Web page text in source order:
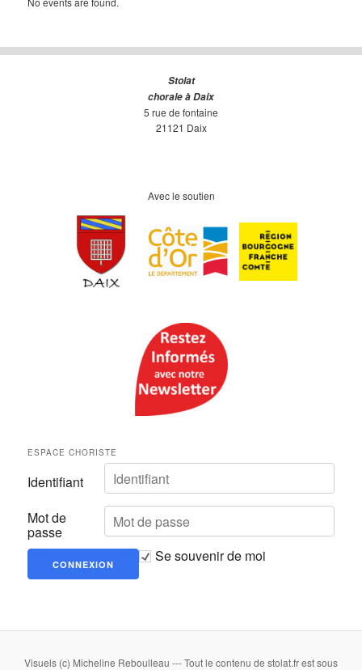
Stolat
chorale à Daix
5 rue de fontaine
21121 Daix
Avec le soutien
ESPACE CHORISTE
Identifiant
Mot de
passe
Se souvenir de moi
Visuels (c) Micheline Reboulleau --- Tout le contenu de stolat.fr est sous